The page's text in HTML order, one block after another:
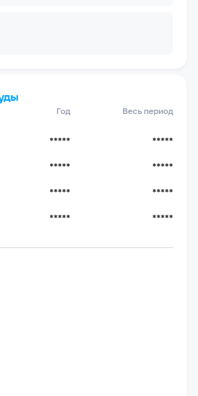
Год Весь период
***** *****
***** *****
***** *****
***** *****